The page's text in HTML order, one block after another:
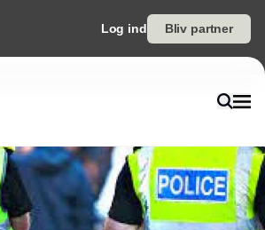
Log ind Bliv partner